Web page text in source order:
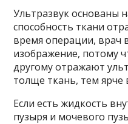
Ультразвук основаны
способность ткани
время операции, врач
изображение, потому
другому отражают
толще ткань, тем ярче
Если есть жидкость
пузыря и мочевого